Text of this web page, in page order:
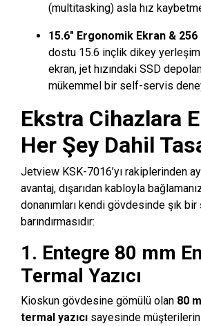
(multitasking) asla hız
15.6″ Ergonomik Ekran & 256
dostu 15.6 inçlik dikey
ekran, jet hızındaki SSD
mükemmel bir self-servis
Ekstra Cihazlara
Her Şey Dahil
Jetview KSK-7016’yı rakiplerinden
avantaj, dışarıdan kabloyla
donanımları kendi gövdesinde şık
barındırmasıdır:
1. Entegre 80 mm
Termal Yazıcı
Kioskun gövdesine gömülü olan 80
termal yazıcı sayesinde